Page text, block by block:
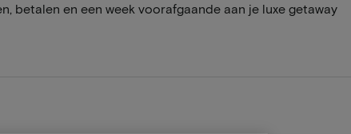
betalen en een week voorafgaande aan je luxe getaway